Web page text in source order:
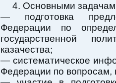
4. Основными
— подготовка
Федерации по
государственной
казачества;
— систематическое
Федерации по вопросам,